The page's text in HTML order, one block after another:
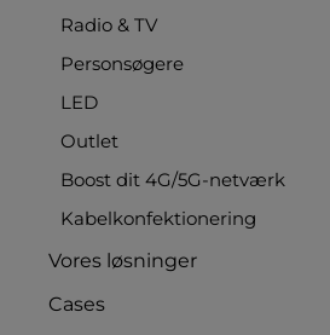
Radio & TV
Personsøgere
LED
Outlet
Boost dit 4G/5G-netværk
Kabelkonfektionering
Vores løsninger
Cases